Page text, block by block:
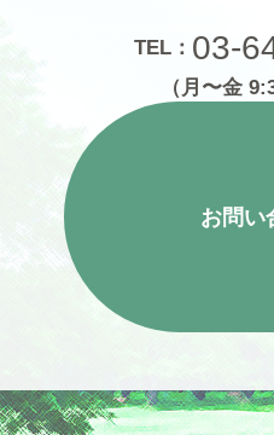
TEL： 03-
（月〜金
お問い